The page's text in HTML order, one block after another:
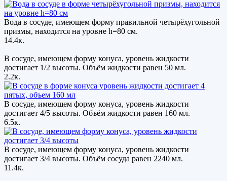
Вода в сосуде, имеющем форму правильной четырёхугольной
призмы, находится на уровне h=80 см.
14.4к.
В сосуде, имеющем форму конуса, уровень жидкости
достигает 1/2 высоты. Объём жидкости равен 50 мл.
2.2к.
В сосуде, имеющем форму конуса, уровень жидкости
достигает 4/5 высоты. Объём жидкости равен 160 мл.
6.5к.
В сосуде, имеющем форму конуса, уровень жидкости
достигает 3/4 высоты. Объём сосуда равен 2240 мл.
11.4к.